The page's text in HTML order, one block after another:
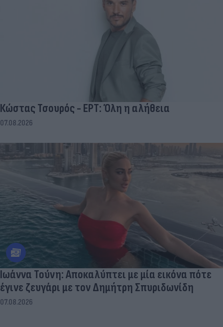
Κώστας Τσουρός - ΕΡΤ: Όλη η αλήθεια
07.08.2026
Ιωάννα Τούνη: Αποκαλύπτει με μία εικόνα πότε
έγινε ζευγάρι με τον Δημήτρη Σπυριδωνίδη
07.08.2026